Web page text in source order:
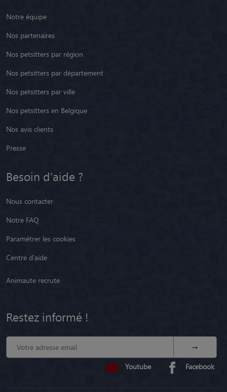
Notre équipe
Nos partenaires
Nos petsitters par région
Nos petsitters par département
Nos petsitters par ville
Nos petsitters en Belgique
Nos avis clients
Presse
Besoin d'aide ?
Nous contacter
Notre FAQ
Paramétrer les cookies
Centre d'aide
Animaute recrute
Restez informé !
Youtube Facebook